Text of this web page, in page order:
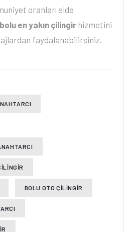
oranları elde
bolu en yakın çilingirhizmetini
faydalanabilirsiniz.
BOLU OTO ÇILINGIR